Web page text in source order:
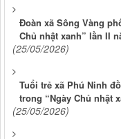
Đoàn xã Sông Vàng
Chủ nhật xanh” lần II
(25/05/2026)
Tuổi trẻ xã Phú Ninh
trong “Ngày Chủ nhật
(25/05/2026)